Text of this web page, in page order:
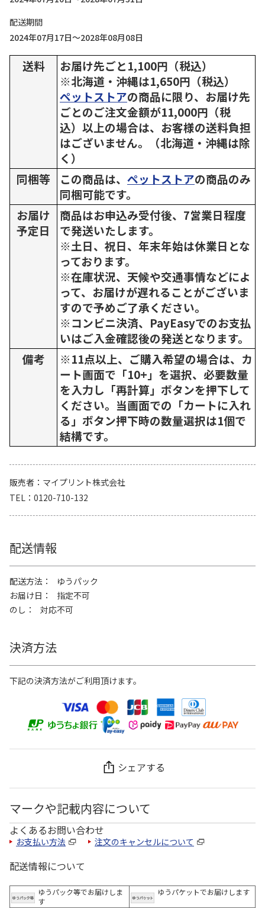
配送期間
2024年07月17日～2028年08月08日
送料
お届け先ごと1,100円（税込）
※北海道・沖縄は1,650円（税込）
ペットストアの商品に限り、お届け先
ごとのご注文金額が11,000円（税
込）以上の場合は、お客様の送料負担
はございません。（北海道・沖縄は除
く）
同梱等
この商品は、 ペットストアの商品のみ
同梱可能です。
お届け
予定日
商品はお申込み受付後、7営業日程度
で発送いたします。
※土日、祝日、年末年始は休業日とな
っております。
※在庫状況、天候や交通事情などによ
って、お届けが遅れることがございま
すので予めご了承ください。
※コンビニ決済、PayEasyでのお支払
いはご入金確認後の発送となります。
備考
※11点以上、ご購入希望の場合は、カ
ート画面で「10+」を選択、必要数量
を入力し「再計算」ボタンを押下して
ください。当画面での「カートに入れ
る」ボタン押下時の数量選択は1個で
結構です。
販売者
マイプリント株式会社
TEL
0120-710-132
配送情報
配送方法
ゆうパック
お届け日
指定不可
のし
対応不可
決済方法
下記の決済方法がご利用頂けます。
シェアする
マークや記載内容について
よくあるお問い合わせ
お支払い方法 注文のキャンセルについて
配送情報について
ゆうパック等でお届けしま
す
ゆうパケットでお届けします